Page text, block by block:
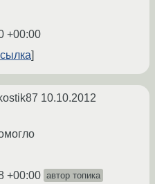
+00:00
10.10.2012
+00:00 автор топика